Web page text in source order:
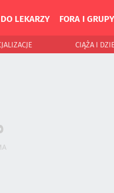
LEKARZY FORA I
CIĄŻA I